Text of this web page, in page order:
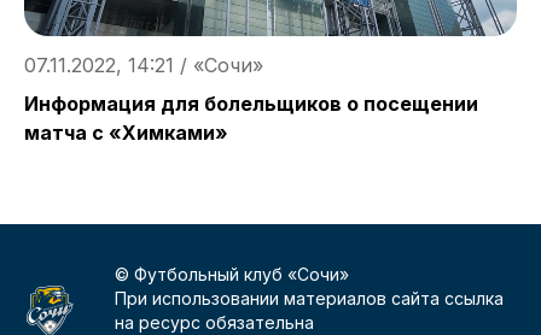
07.11.2022, 14:21 / «Сочи»
Информация для болельщиков о посещении
матча с «Химками»
© Футбольный клуб «Сочи»
При использовании материалов сайта ссылка
на ресурс обязательна